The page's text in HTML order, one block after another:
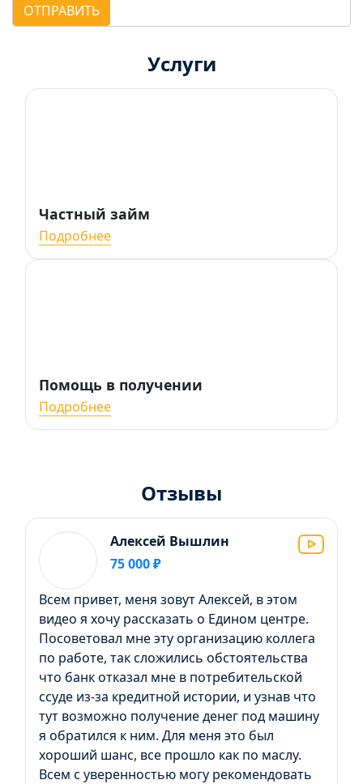
ОТПРАВИТЬ
Услуги
Частный займ
Подробнее
Помощь в получении
Подробнее
Отзывы
Алексей Вышлин
75 000 ₽
Всем привет, меня зовут Алексей, в этом
видео я хочу рассказать о Едином центре.
Посоветовал мне эту организацию коллега
по работе, так сложились обстоятельства
что банк отказал мне в потребительской
ссуде из-за кредитной истории, и узнав что
тут возможно получение денег под машину
я обратился к ним. Для меня это был
хороший шанс, все прошло как по маслу.
Всем с уверенностью могу рекомендовать